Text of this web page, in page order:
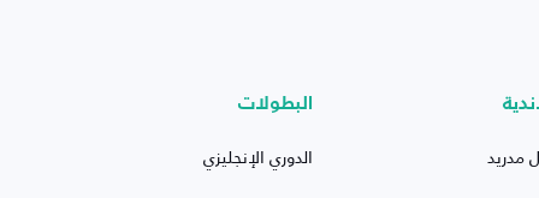
مدريد
البطولات
الدوري الإنجليزي